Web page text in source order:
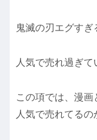
鬼滅の刃エグすぎ
人気で売れ過ぎて
この項では、漫
人気で売れてるの